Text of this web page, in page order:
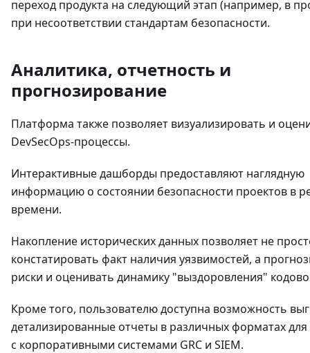
переход продукта на следующий этап (например, в
при несоответствии стандартам безопасности.
Аналитика, отчетность и
прогнозирование
Платформа также позволяет визуализировать и
DevSecOps-процессы.
Интерактивные дашборды предоставляют наглядную
информацию о состоянии безопасности проектов в
времени.
Накопление исторических данных позволяет не
констатировать факт наличия уязвимостей, а
риски и оценивать динамику "выздоровления"
Кроме того, пользователю доступна возможность
детализированные отчеты в различных форматах
с корпоративными системами GRC и SIEM.